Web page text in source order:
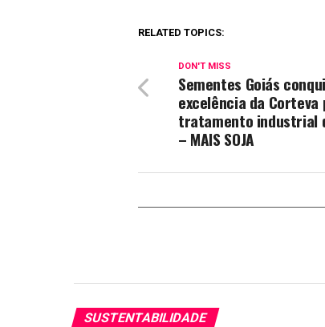
RELATED TOPICS:
DON'T MISS
Sementes Goiás
excelência da Corteva
tratamento industrial
– MAIS SOJA
SUSTENTABILIDADE